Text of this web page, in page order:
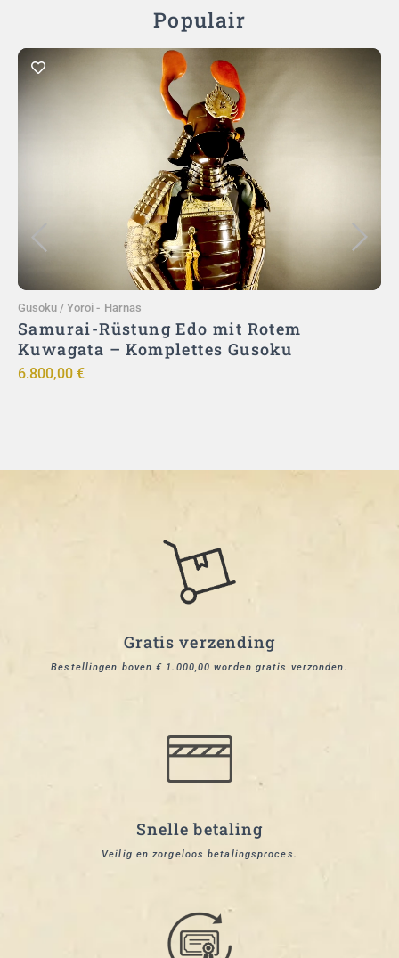
Populair
Toevoegen aan winkelwagen
Gusoku / Yoroi - Harnas
Samurai-Rüstung Edo mit Rotem
Kuwagata – Komplettes Gusoku
6.800,00 €
Gratis verzending
Bestellingen boven € 1.000,00 worden gratis verzonden.
Snelle betaling
Veilig en zorgeloos betalingsproces.